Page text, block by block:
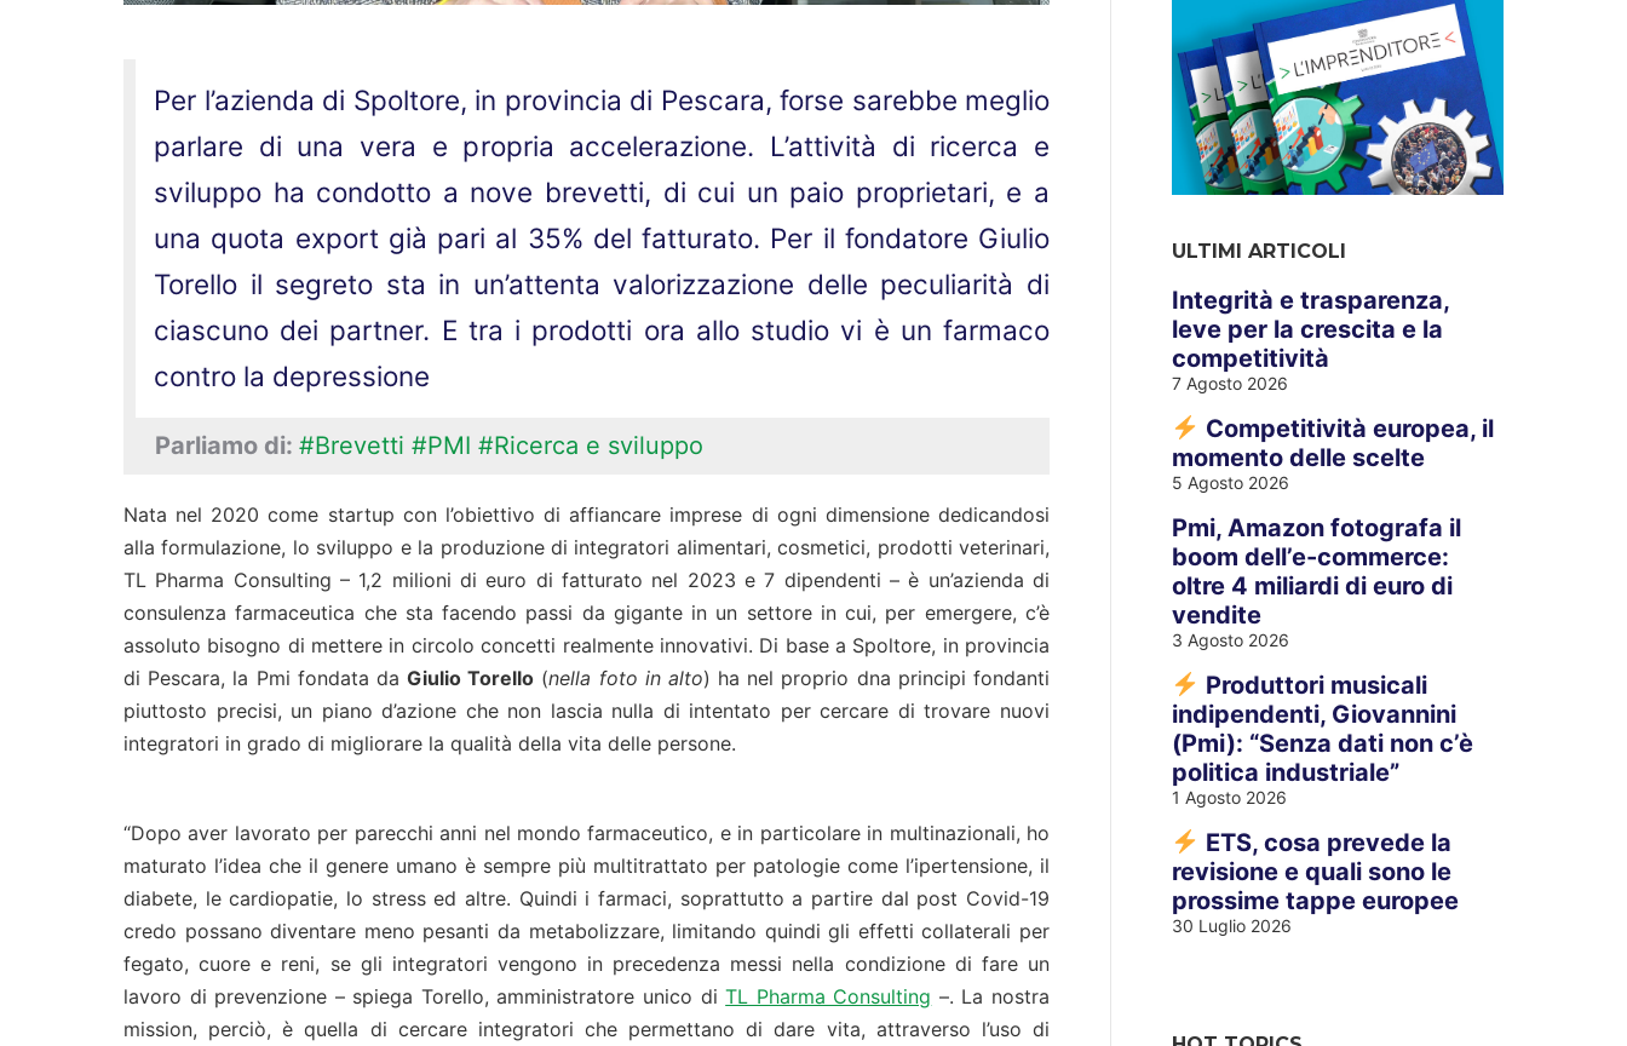
Per l’azienda di Spoltore, in provincia di Pescara, forse sarebbe meglio
parlare di una vera e propria accelerazione. L’attività di ricerca e
sviluppo ha condotto a nove brevetti, di cui un paio proprietari, e a
una quota export già pari al 35% del fatturato. Per il fondatore Giulio
Torello il segreto sta in un’attenta valorizzazione delle peculiarità di
ciascuno dei partner. E tra i prodotti ora allo studio vi è un farmaco
contro la depressione
Parliamo di: #Brevetti #PMI #Ricerca e sviluppo
Nata nel 2020 come startup con l’obiettivo di affiancare imprese di ogni dimensione dedicandosi
alla formulazione, lo sviluppo e la produzione di integratori alimentari, cosmetici, prodotti veterinari,
TL Pharma Consulting – 1,2 milioni di euro di fatturato nel 2023 e 7 dipendenti – è un’azienda di
consulenza farmaceutica che sta facendo passi da gigante in un settore in cui, per emergere, c’è
assoluto bisogno di mettere in circolo concetti realmente innovativi. Di base a Spoltore, in provincia
di Pescara, la Pmi fondata daGiulio Torello (nella foto in alto) ha nel proprio dna principi fondanti
piuttosto precisi, un piano d’azione che non lascia nulla di intentato per cercare di trovare nuovi
integratori in grado di migliorare la qualità della vita delle persone.
“Dopo aver lavorato per parecchi anni nel mondo farmaceutico, e in particolare in multinazionali, ho
maturato l’idea che il genere umano è sempre più multitrattato per patologie come l’ipertensione, il
diabete, le cardiopatie, lo stress ed altre. Quindi i farmaci, soprattutto a partire dal post Covid-19
credo possano diventare meno pesanti da metabolizzare, limitando quindi gli effetti collaterali per
fegato, cuore e reni, se gli integratori vengono in precedenza messi nella condizione di fare un
lavoro di prevenzione – spiega Torello, amministratore unico diTL Pharma Consulting –. La nostra
mission, perciò, è quella di cercare integratori che permettano di dare vita, attraverso l’uso di
ULTIMI ARTICOLI
Integrità e trasparenza,
leve per la crescita e la
competitività
7 Agosto 2026
Competitività europea, il
momento delle scelte
5 Agosto 2026
Pmi, Amazon fotografa il
boom dell’e-commerce:
oltre 4 miliardi di euro di
vendite
3 Agosto 2026
Produttori musicali
indipendenti, Giovannini
(Pmi): “Senza dati non c’è
politica industriale”
1 Agosto 2026
ETS, cosa prevede la
revisione e quali sono le
prossime tappe europee
30 Luglio 2026